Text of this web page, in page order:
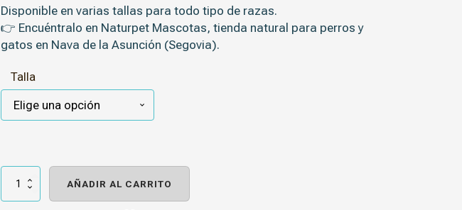
Disponible envarias tallas para todo tipo de razas.
👉 Encuéntralo en Naturpet Mascotas, tienda natural para perros y
gatos en Nava de la Asunción (Segovia).
Talla
Chubasquero
y
AÑADIR AL CARRITO